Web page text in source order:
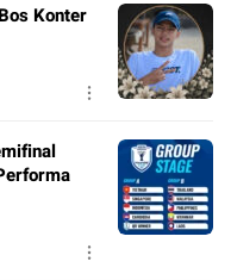
Konter